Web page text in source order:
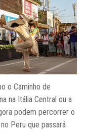
o Caminho de
na Itália Central ou a
podem percorrer o
Peru que passará